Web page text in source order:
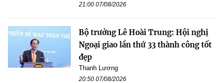
21:00 07/08/2026
Bộ trưởng Lê Hoài Trung: Hội nghị
Ngoại giao lần thứ 33 thành công tốt
đẹp
Thanh Lương
20:50 07/08/2026